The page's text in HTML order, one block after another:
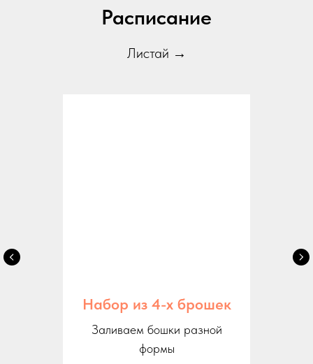
Расписание
Листай →
Набор из 4-х брошек
Заливаем бошки разной
формы